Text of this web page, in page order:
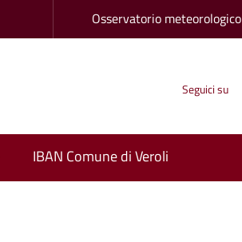
Osservatorio meteorologico
Seguici su
IBAN Comune di Veroli